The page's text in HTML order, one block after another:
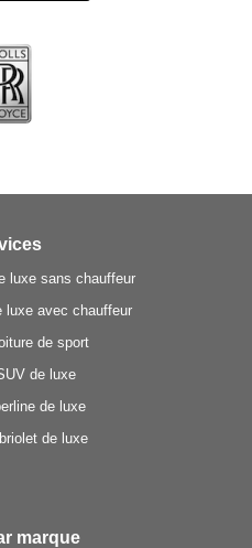
luxe sans chauffeur
luxe avec chauffeur
de sport
de luxe
de luxe
de luxe
marque